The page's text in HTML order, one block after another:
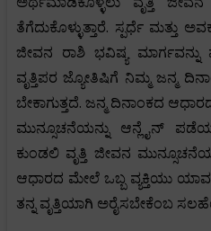
ತೆಗೆದುಕೊಳ್ಳುತ್ತಾರೆ. ಸ್ಪರ್ಧೆ ಮತ್ತು
ಜೀವನ ರಾಶಿ ಭವಿಷ್ಯ ಮಾರ್ಗವನ್ನು
ವೃತ್ತಿಪರ ಜ್ಯೋತಿಷಿಗೆ ನಿಮ್ಮ ಜನ್ಮ
ಬೇಕಾಗುತ್ತದೆ. ಜನ್ಮ ದಿನಾಂಕದ
ಮುನ್ಸೂಚನೆಯನ್ನು ಆನ್ಲೈನ್
ಕುಂಡಲಿ ವೃತ್ತಿ ಜೀವನ
ಆಧಾರದ ಮೇಲೆ ಒಬ್ಬ ವ್ಯಕ್ತಿಯು
ತನ್ನ ವೃತ್ತಿಯಾಗಿ ಅರೈಸಬೇಕೆಂಬ